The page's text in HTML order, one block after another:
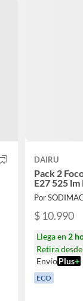
DAIRU
Pack 2
E27 525 lm
Por
$ 10.990
Llega en 2
Retira
EnvíoPlus+
ECO